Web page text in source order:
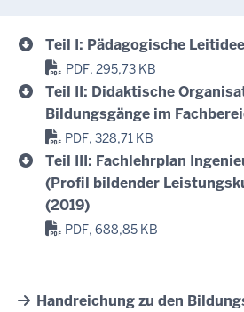
Teil I: Pädagogische
PDF, 295,73 KB
Teil II: Didaktische
Bildungsgänge im
PDF, 328,71 KB
Teil III: Fachlehrplan
(Profil bildender
(2019)
PDF, 688,85 KB
Handreichung zu den